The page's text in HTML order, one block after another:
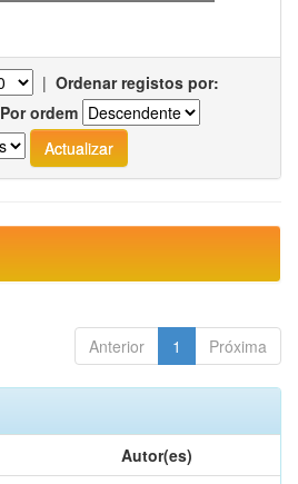
| Ordenar registos por:
Por ordem
Anterior 1 Próxima
Autor(es)